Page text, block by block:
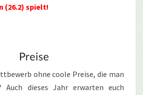
(26.2) spielt!
Preise
ohne coole Preise, die man
Auch dieses Jahr erwarten euch